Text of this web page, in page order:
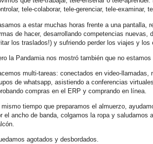
tele-colaborar, tele-gerenciar, tele-examinar,
a estar muchas horas frente a una pantalla,
de hacer, desarrollando competencias nuevas,
los traslados!) y sufriendo perder los viajes y los
la Pandamia nos mostró también que no
multi-tareas: conectados en video-llamadas,
de whatsapp, asistiendo a conferencias
compras en el ERP y comprando en línea.
tiempo que preparamos el almuerzo,
el ancho de banda, colgamos la ropa y saludamos
agotados y desbordados.